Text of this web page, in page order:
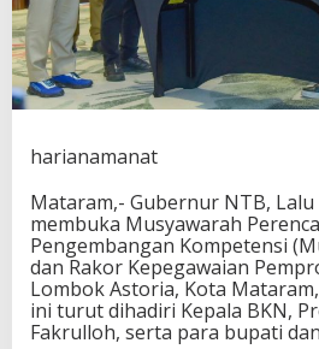
e
r
a
s
i
B
u
k
harianamanat
Mataram,- Gubernur NTB,
membuka Musyawarah
Pengembangan Kompetensi
dan Rakor Kepegawaian
Lombok Astoria, Kota
ini turut dihadiri Kepala BKN,
Fakrulloh, serta para bupati